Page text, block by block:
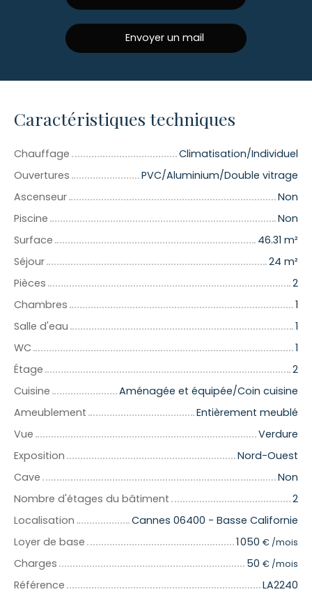
Envoyer un mail
Caractéristiques techniques
Chauffage
Climatisation/Individuel
Ouvertures
PVC/Aluminium/Double vitrage
Ascenseur
Non
Piscine
Non
Surface
46.31 m²
Séjour
24 m²
Pièces
2
Chambres
1
Salle d'eau
1
WC
1
Étage
2
Cuisine
Aménagée et équipée/Coin cuisine
Ameublement
Entièrement meublé
Vue
Verdure
Exposition
Nord-Ouest
Cave
Non
Nombre d'étages du bâtiment
2
Localisation
Cannes 06400 - Basse Californie
Loyer de base
1 050 € /mois
Charges 50 € /mois
Référence LA2240